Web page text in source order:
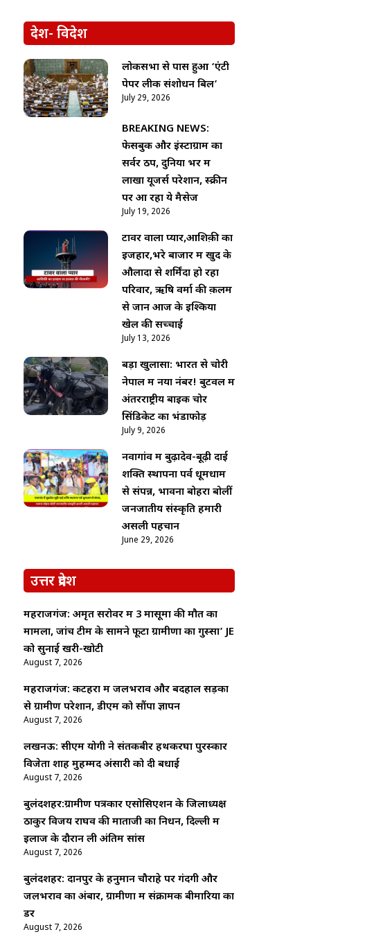
देश- विदेश
लोकसभा से पास हुआ ‘एंटी
पेपर लीक संशोधन बिल’
July 29, 2026
BREAKING NEWS:
फेसबुक और इंस्टाग्राम का
सर्वर ठप, दुनिया भर में
लाखों यूजर्स परेशान, स्क्रीन
पर आ रहा ये मैसेज
July 19, 2026
टावर वाला प्यार,आशिक़ी का
इजहार,भरे बाजार में खुद के
औलादों से शर्मिंदा हो रहा
परिवार, ऋषि वर्मा की क़लम
से जानें आज के इश्किया
खेल की सच्चाई
July 13, 2026
बड़ा खुलासा: भारत से चोरी
नेपाल में नया नंबर! बुटवल में
अंतरराष्ट्रीय बाइक चोर
सिंडिकेट का भंडाफोड़
July 9, 2026
नवागांव में बुढ़ादेव-बूढ़ी दाई
शक्ति स्थापना पर्व धूमधाम
से संपन्न, भावना बोहरा बोलीं
जनजातीय संस्कृति हमारी
असली पहचान
June 29, 2026
उत्तर प्रदेश
महराजगंज: अमृत सरोवर में 3 मासूमों की मौत का
मामला, जांच टीम के सामने फूटा ग्रामीणों का गुस्सा’ JE
को सुनाई खरी-खोटी
August 7, 2026
महराजगंज: कटहरा में जलभराव और बदहाल सड़कों
से ग्रामीण परेशान, डीएम को सौंपा ज्ञापन
August 7, 2026
लखनऊ: सीएम योगी ने संतकबीर हथकरघा पुरस्कार
विजेता शाह मुहम्मद अंसारी को दी बधाई
August 7, 2026
बुलंदशहर:ग्रामीण पत्रकार एसोसिएशन के जिलाध्यक्ष
ठाकुर विजय राघव की माताजी का निधन, दिल्ली में
इलाज के दौरान ली अंतिम सांस
August 7, 2026
बुलंदशहर: दानपुर के हनुमान चौराहे पर गंदगी और
जलभराव का अंबार, ग्रामीणों में संक्रामक बीमारियों का
डर
August 7, 2026